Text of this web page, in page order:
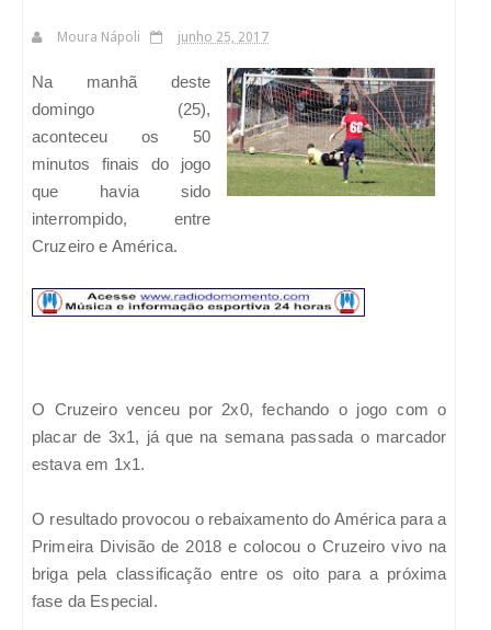
Moura Nápoli junho 25, 2017
Na manhã deste
domingo (25),
aconteceu os 50
minutos finais do jogo
que havia sido
interrompido, entre
Cruzeiro e América.
O Cruzeiro venceu por 2x0, fechando o jogo com o
placar de 3x1, já que na semana passada o marcador
estava em 1x1.
O resultado provocou o rebaixamento do América para a
Primeira Divisão de 2018 e colocou o Cruzeiro vivo na
briga pela classificação entre os oito para a próxima
fase da Especial.